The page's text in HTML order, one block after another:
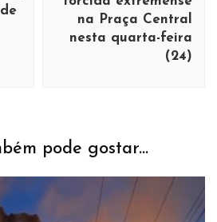
na Praça Central
nesta quarta-feira
(24)
pode gostar...